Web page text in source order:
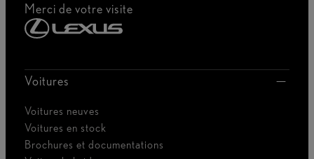
Merci de votre visite
Voitures
Voitures neuves
Voitures en stock
Brochures et documentations